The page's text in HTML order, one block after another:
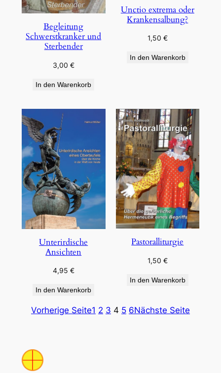
Begleitung
Schwerstkranker und
Sterbender
3,00 €
In den Warenkorb
Unctio extrema oder
Krankensalbung?
1,50 €
In den Warenkorb
Unterirdische
Ansichten
4,95 €
In den Warenkorb
Pastoralliturgie
1,50 €
In den Warenkorb
Vorherige Seite1 2 3 4 5 6Nächste Seite